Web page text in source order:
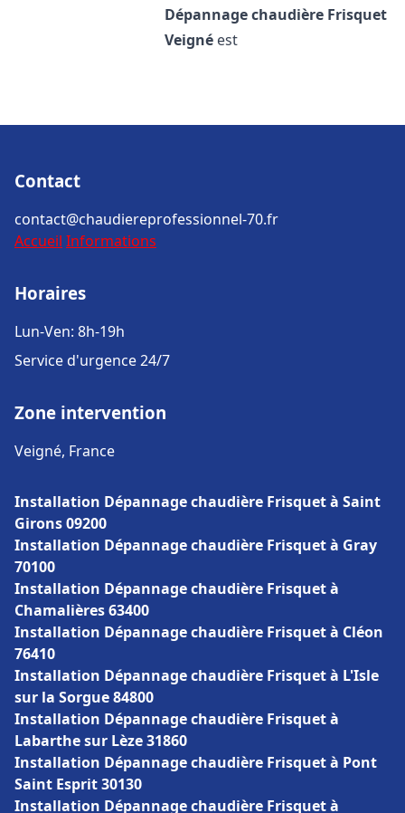
Dépannage chaudière Frisquet
Veigné est
Contact
contact@chaudiereprofessionnel-70.fr
Accueil Informations
Horaires
Lun-Ven: 8h-19h
Service d'urgence 24/7
Zone intervention
Veigné, France
Installation Dépannage chaudière Frisquet à Saint
Girons 09200
Installation Dépannage chaudière Frisquet à Gray
70100
Installation Dépannage chaudière Frisquet à
Chamalières 63400
Installation Dépannage chaudière Frisquet à Cléon
76410
Installation Dépannage chaudière Frisquet à L'Isle
sur la Sorgue 84800
Installation Dépannage chaudière Frisquet à
Labarthe sur Lèze 31860
Installation Dépannage chaudière Frisquet à Pont
Saint Esprit 30130
Installation Dépannage chaudière Frisquet à